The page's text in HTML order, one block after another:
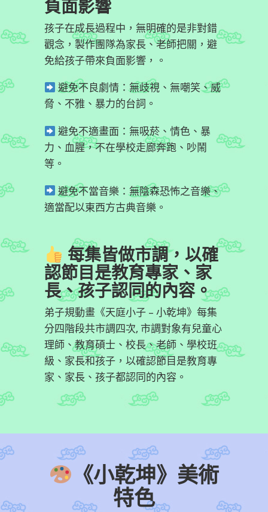
負面影響
孩子在成長過程中，無明確的是非對錯
觀念，製作團隊為家長、老師把關，避
免給孩子帶來負面影響，。
避免不良劇情：無歧視、無嘲笑、威
脅、不雅、暴力的台詞。
避免不適畫面：無吸菸、情色、暴
力、血腥，不在學校走廊奔跑、吵鬧
等。
避免不當音樂：無陰森恐怖之音樂、
適當配以東西方古典音樂。
每集皆做市調，以確
認節目是教育專家、家
長、孩子認同的內容。
弟子規動畫《天庭小子 – 小乾坤》每集
分四階段共市調四次, 市調對象有兒童心
理師、教育碩士、校長、老師、學校班
級、家長和孩子，以確認節目是教育專
家、家長、孩子都認同的內容。
《小乾坤》美術
特色